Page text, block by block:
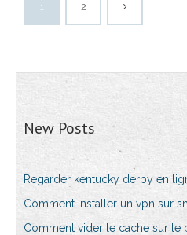
1 2
New Posts
Regarder kentucky derby en
Comment installer un vpn sur
Comment vider le cache sur le